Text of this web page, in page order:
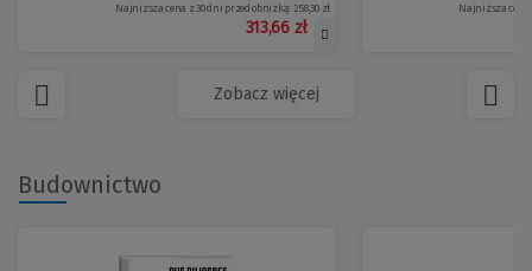
Najniższa cena z 30 dni przed obniżką: 258,30 zł
313,66 zł
Najniższa cena
Zobacz więcej
Budownictwo